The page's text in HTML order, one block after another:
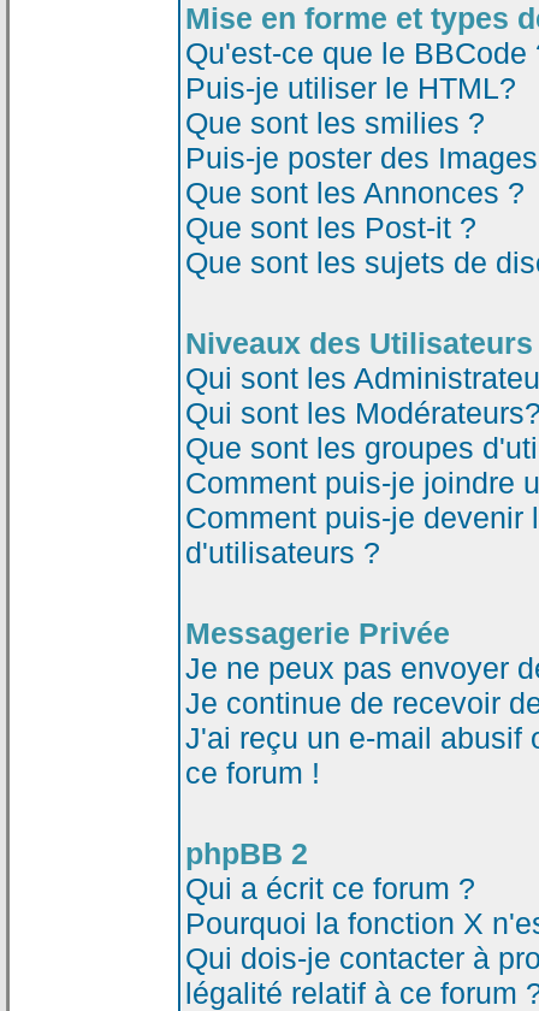
Mise en forme et types
Qu'est-ce que le BBCode
Puis-je utiliser le HTML?
Que sont les smilies ?
Puis-je poster des
Que sont les Annonces ?
Que sont les Post-it ?
Que sont les sujets de
Niveaux des
Qui sont les
Qui sont les
Que sont les groupes
Comment puis-je joindre
Comment puis-je devenir
d'utilisateurs ?
Messagerie Privée
Je ne peux pas envoyer
Je continue de recevoir
J'ai reçu un e-mail abusif
ce forum !
phpBB 2
Qui a écrit ce forum ?
Pourquoi la fonction X
Qui dois-je contacter à
légalité relatif à ce forum